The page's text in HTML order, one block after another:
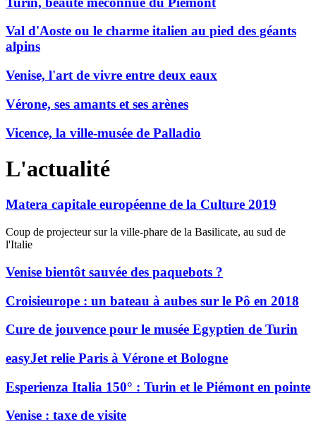
Val d'Aoste ou le charme italien au pied des géants
alpins
Venise, l'art de vivre entre deux eaux
Vérone, ses amants et ses arènes
Vicence, la ville-musée de Palladio
L'actualité
Matera capitale européenne de la Culture 2019
Coup de projecteur sur la ville-phare de la Basilicate, au sud de
l'Italie
Venise bientôt sauvée des paquebots ?
Croisieurope : un bateau à aubes sur le Pô en 2018
Cure de jouvence pour le musée Egyptien de Turin
easyJet relie Paris à Vérone et Bologne
Esperienza Italia 150° : Turin et le Piémont en pointe
Venise : taxe de visite